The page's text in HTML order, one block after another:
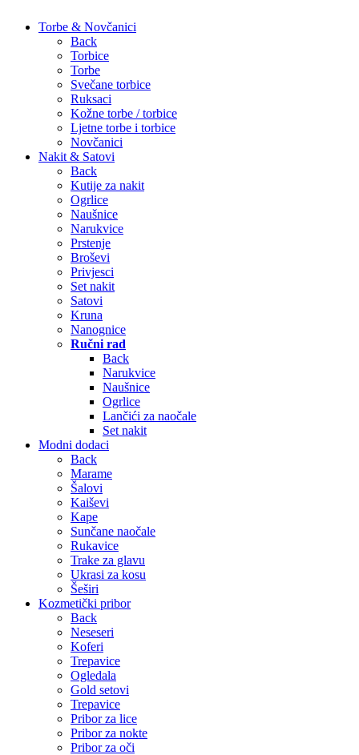
Torbe & Novčanici
Back
Torbice
Torbe
Svečane torbice
Ruksaci
Kožne torbe / torbice
Ljetne torbe i torbice
Novčanici
Nakit & Satovi
Back
Kutije za nakit
Ogrlice
Naušnice
Narukvice
Prstenje
Broševi
Privjesci
Set nakit
Satovi
Kruna
Nanognice
Ručni rad
Back
Narukvice
Naušnice
Ogrlice
Lančići za naočale
Set nakit
Modni dodaci
Back
Marame
Šalovi
Kaiševi
Kape
Sunčane naočale
Rukavice
Trake za glavu
Ukrasi za kosu
Šeširi
Kozmetički pribor
Back
Neseseri
Koferi
Trepavice
Ogledala
Gold setovi
Trepavice
Pribor za lice
Pribor za nokte
Pribor za oči